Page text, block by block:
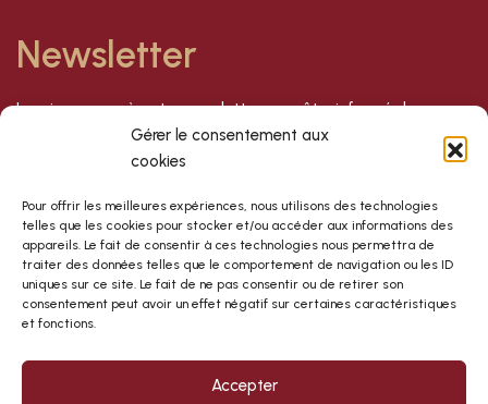
Gérer le consentement aux
cookies
Pour offrir les meilleures expériences, nous utilisons des technologies
telles que les cookies pour stocker et/ou accéder aux informations des
appareils. Le fait de consentir à ces technologies nous permettra de
traiter des données telles que le comportement de navigation ou les ID
uniques sur ce site. Le fait de ne pas consentir ou de retirer son
consentement peut avoir un effet négatif sur certaines caractéristiques
et fonctions.
Accepter
Newsletter
Inscrivez-vous à notre newsletter pour être informé de nos
dernières offres et nouveautés !
S'inscrire